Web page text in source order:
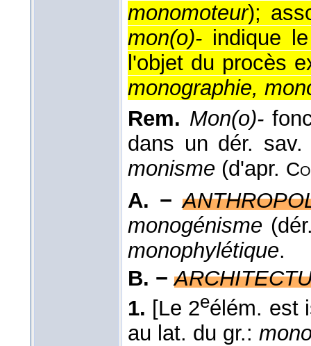
monomoteur);
mon(o)- indique
l'objet du procès
monographie,
Rem. Mon(o)-
dans un dér.
monisme (d'apr.
A. −
monogénisme
monophylétique.
B. −
1. [Le 2eélém. est
au lat. du gr.: